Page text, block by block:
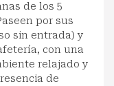
de los 5
por sus
sin entrada) y
con una
relajado y
de